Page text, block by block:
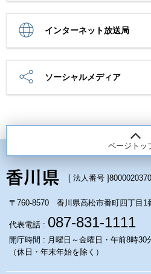
インターネット放送局
ソーシャルメディア
ページトッ
[ 法人番号 ]
〒760-8570 香川県高松市番町四丁目1
代表電話 : 087-831-1111
開庁時間 : 月曜日～金曜日・午前8時30
（休日・年末年始を除く）